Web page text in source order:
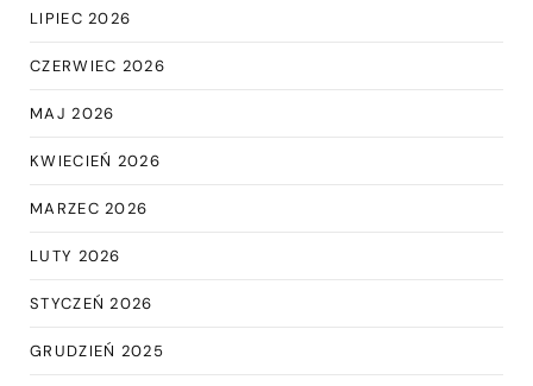
LIPIEC 2026
CZERWIEC 2026
MAJ 2026
KWIECIEŃ 2026
MARZEC 2026
LUTY 2026
STYCZEŃ 2026
GRUDZIEŃ 2025